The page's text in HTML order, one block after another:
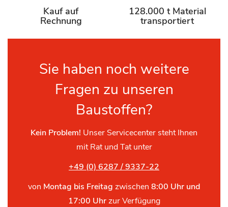
Kauf auf
Rechnung
128.000 t Material
transportiert
Sie haben noch weitere
Fragen zu unseren
Baustoffen?
Kein Problem! Unser Servicecenter steht Ihnen
mit Rat und Tat unter
+49 (0) 6287 / 9337-22
von Montag bis Freitag zwischen 8:00 Uhr und
17:00 Uhrzur Verfügung